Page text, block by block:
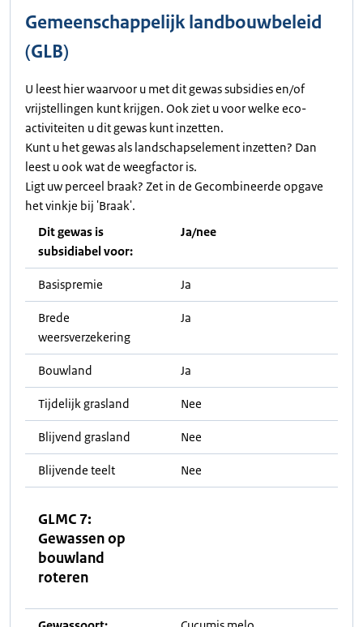
Gemeenschappelijk landbouwbeleid
(GLB)
U leest hier waarvoor u met dit gewas subsidies en/of
vrijstellingen kunt krijgen. Ook ziet u voor welke eco-
activiteiten u dit gewas kunt inzetten.
Kunt u het gewas als landschapselement inzetten? Dan
leest u ook wat de weegfactor is.
Ligt uw perceel braak? Zet in de Gecombineerde opgave
het vinkje bij 'Braak'.
Dit gewas is
subsidiabel voor:
Ja/nee
Basispremie Ja
Brede
weersverzekering
Ja
Bouwland Ja
Tijdelijk grasland Nee
Blijvend grasland Nee
Blijvende teelt Nee
GLMC 7:
Gewassen op
bouwland
roteren